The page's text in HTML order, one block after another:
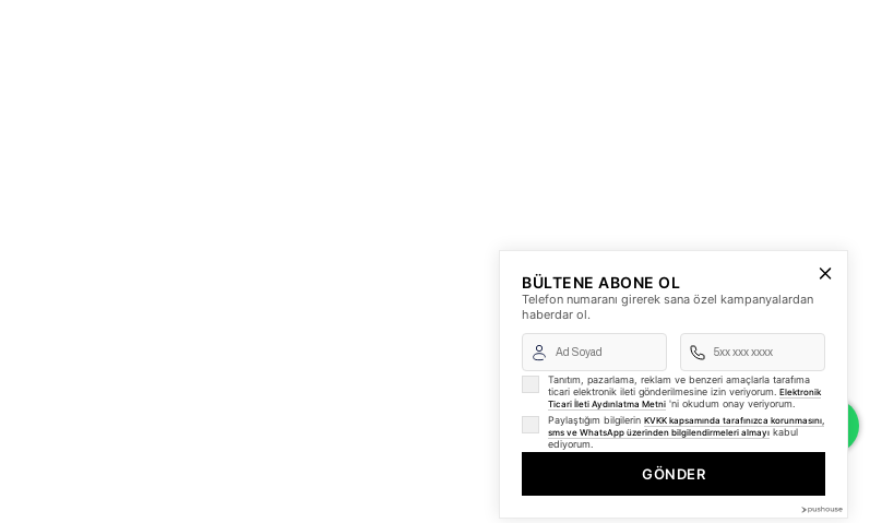
BÜLTENE ABONE OL
Telefon numaranı girerek sana özel kampanyalardan
haberdar ol.
Tanıtım, pazarlama, reklam ve benzeri amaçlarla tarafıma
ticari elektronik ileti gönderilmesine izin veriyorum. Elektronik
Ticari İleti Aydınlatma Metni 'ni okudum onay veriyorum.
Paylaştığım bilgilerin KVKK kapsamında tarafınızca korunmasını,
sms ve WhatsApp üzerinden bilgilendirmeleri almayı kabul
ediyorum.
GÖNDER